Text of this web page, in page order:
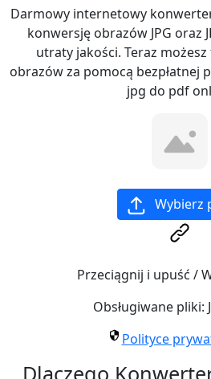
Darmowy internetowy
konwersję obrazów JPG oraz
utraty jakości. Teraz
obrazów za pomocą bezpłatnej
jpg do pdf
Wybierz
Przeciągnij i upuść /
Obsługiwane pliki:
Polityce
Dlaczego